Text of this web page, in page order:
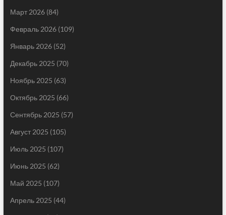
Март 2026(84)
Февраль 2026(109)
Январь 2026(52)
Декабрь 2025 (70)
Ноябрь 2025 (63)
Октябрь 2025 (66)
Сентябрь 2025 (57)
Август 2025 (105)
Июль 2025 (107)
Июнь 2025 (62)
Май 2025 (107)
Апрель 2025 (44)